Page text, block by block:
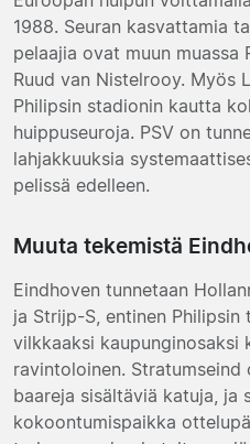
1988. Seuran kasvattamia
pelaajia ovat muun muassa
Ruud van Nistelrooy. Myös
Philipsin stadionin kautta
huippuseuroja. PSV on
lahjakkuuksia
pelissä edelleen.
Muuta tekemistä
Eindhoven tunnetaan
ja Strijp-S, entinen Philipsin
vilkkaaksi kaupunginosaksi
ravintoloinen. Stratumseind
baareja sisältäviä katuja, ja
kokoontumispaikka